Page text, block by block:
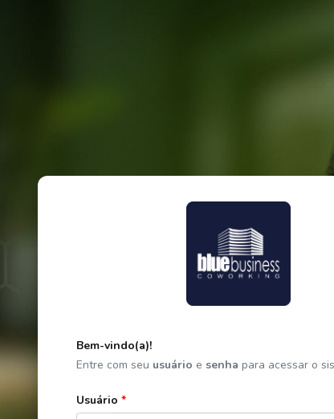
Bem-vindo(a)!
Entre com seu usuário e senha para acessar o
Usuário *